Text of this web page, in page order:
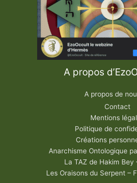
A propos
A propos de
Contact
Mentions
Politique de
Créations
Anarchisme Ontologique
La TAZ de Hakim Bey
Les Oraisons du Serpent –